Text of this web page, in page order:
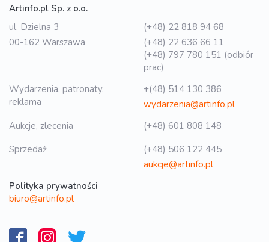
Artinfo.pl Sp. z o.o.
ul. Dzielna 3
00-162 Warszawa
(+48) 22 818 94 68
(+48) 22 636 66 11
(+48) 797 780 151 (odbiór
prac)
Wydarzenia, patronaty,
reklama
+(48) 514 130 386
wydarzenia@artinfo.pl
Aukcje, zlecenia
(+48) 601 808 148
Sprzedaż
(+48) 506 122 445
aukcje@artinfo.pl
Polityka prywatności
biuro@artinfo.pl